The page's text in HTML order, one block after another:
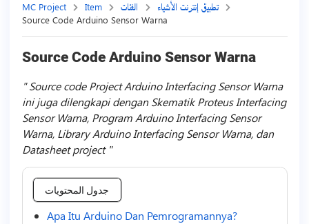
MC Project Item الفئات
تطبيق إنترنت الأشياء
Source Code Arduino Sensor Warna
Source Code Arduino Sensor Warna
Source code Project Arduino Interfacing Sensor Warna
ini juga dilengkapi dengan Skematik Proteus Interfacing
Sensor Warna, Program Arduino Interfacing Sensor
Warna, Library Arduino Interfacing Sensor Warna, dan
Datasheet project
جدول المحتويات
Apa Itu Arduino Dan Pemrogramannya?